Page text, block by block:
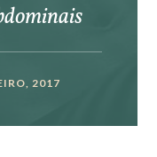
2017